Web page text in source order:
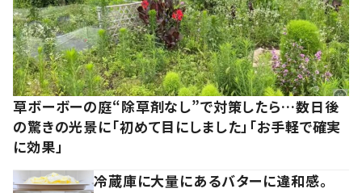
草ボーボーの庭“除草剤なし”で対策したら…数日後
の驚きの光景に「初めて目にしました」「お手軽で確実
に効果」
冷蔵庫に大量にあるバターに違和感。